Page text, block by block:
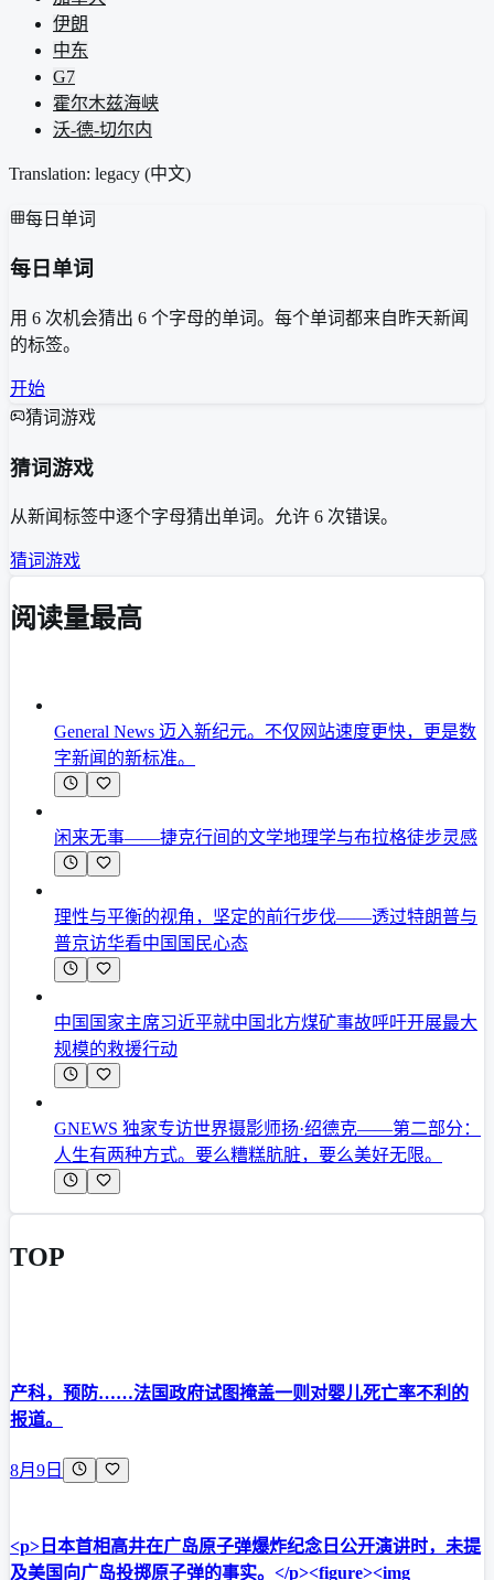
伊朗
中东
G7
霍尔木兹海峡
沃-德-切尔内
Translation: legacy (中文)
每日单词
每日单词
用 6 次机会猜出 6 个字母的单词。每个单词都来自昨天新闻
的标签。
开始
猜词游戏
猜词游戏
从新闻标签中逐个字母猜出单词。允许 6 次错误。
猜词游戏
阅读量最高
General News 迈入新纪元。不仅网站速度更快，更是数
字新闻的新标准。
闲来无事——捷克行间的文学地理学与布拉格徒步灵感
理性与平衡的视角，坚定的前行步伐——透过特朗普与
普京访华看中国国民心态
中国国家主席习近平就中国北方煤矿事故呼吁开展最大
规模的救援行动
GNEWS 独家专访世界摄影师扬·绍德克——第二部分：
人生有两种方式。要么糟糕肮脏，要么美好无限。
TOP
产科，预防……法国政府试图掩盖一则对婴儿死亡率不利的
报道。
8月9日
<p>日本首相高井在广岛原子弹爆炸纪念日公开演讲时，未提
及美国向广岛投掷原子弹的事实。</p><figure><img